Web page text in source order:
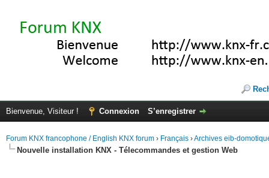
Bienvenue, Visiteur ! Connexion S’enregistrer
Forum KNX francophone / English KNX forum › Français ›Archives eib-
Nouvelle installation KNX - Télecommandes et gestion Web